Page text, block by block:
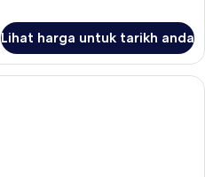
Lihat harga untuk tarikh anda
Bar mini, peti besi dalam bilik, meja,